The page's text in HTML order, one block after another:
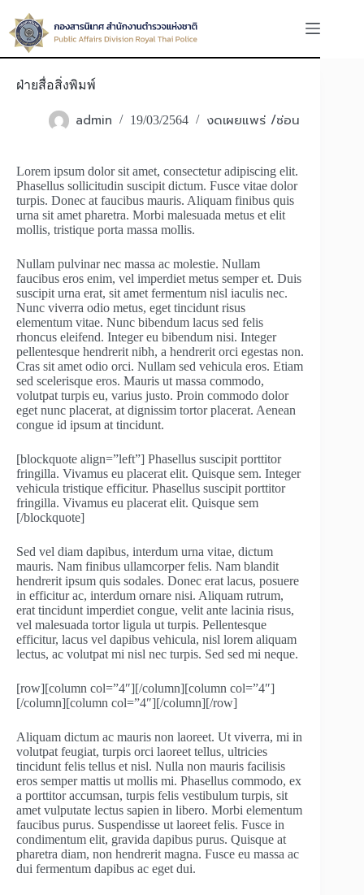
to
content
ฝ่ายสื่อสิ่งพิมพ์
admin 19/03/2564 งดเผยแพร่ /ซ่อน
Lorem ipsum dolor sit amet, consectetur adipiscing elit.
Phasellus sollicitudin suscipit dictum. Fusce vitae dolor
turpis. Donec at faucibus mauris. Aliquam finibus quis
urna sit amet pharetra. Morbi malesuada metus et elit
mollis, tristique porta massa mollis.
Nullam pulvinar nec massa ac molestie. Nullam
faucibus eros enim, vel imperdiet metus semper et. Duis
suscipit urna erat, sit amet fermentum nisl iaculis nec.
Nunc viverra odio metus, eget tincidunt risus
elementum vitae. Nunc bibendum lacus sed felis
rhoncus eleifend. Integer eu bibendum nisi. Integer
pellentesque hendrerit nibh, a hendrerit orci egestas non.
Cras sit amet odio orci. Nullam sed vehicula eros. Etiam
sed scelerisque eros. Mauris ut massa commodo,
volutpat turpis eu, varius justo. Proin commodo dolor
eget nunc placerat, at dignissim tortor placerat. Aenean
congue id ipsum at tincidunt.
[blockquote align=”left”] Phasellus suscipit porttitor
fringilla. Vivamus eu placerat elit. Quisque sem. Integer
vehicula tristique efficitur. Phasellus suscipit porttitor
fringilla. Vivamus eu placerat elit. Quisque sem
[/blockquote]
Sed vel diam dapibus, interdum urna vitae, dictum
mauris. Nam finibus ullamcorper felis. Nam blandit
hendrerit ipsum quis sodales. Donec erat lacus, posuere
in efficitur ac, interdum ornare nisi. Aliquam rutrum,
erat tincidunt imperdiet congue, velit ante lacinia risus,
vel malesuada tortor ligula ut turpis. Pellentesque
efficitur, lacus vel dapibus vehicula, nisl lorem aliquam
lectus, ac volutpat mi nisl nec turpis. Sed sed mi neque.
[row][column col=”4″][/column][column col=”4″]
[/column][column col=”4″][/column][/row]
Aliquam dictum ac mauris non laoreet. Ut viverra, mi in
volutpat feugiat, turpis orci laoreet tellus, ultricies
tincidunt felis tellus et nisl. Nulla non mauris facilisis
eros semper mattis ut mollis mi. Phasellus commodo, ex
a porttitor accumsan, turpis felis vestibulum turpis, sit
amet vulputate lectus sapien in libero. Morbi elementum
faucibus purus. Suspendisse ut laoreet felis. Fusce in
condimentum elit, gravida dapibus purus. Quisque at
pharetra diam, non hendrerit magna. Fusce eu massa ac
dui fermentum dapibus ac eget dui.